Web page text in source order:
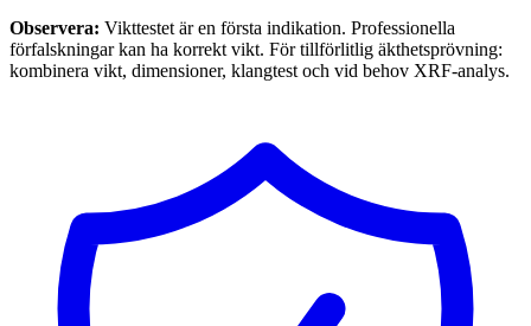
Observera: Vikttestet är en första indikation. Professionella
förfalskningar kan ha korrekt vikt. För tillförlitlig äkthetsprövning:
kombinera vikt, dimensioner, klangtest och vid behov XRF-analys.